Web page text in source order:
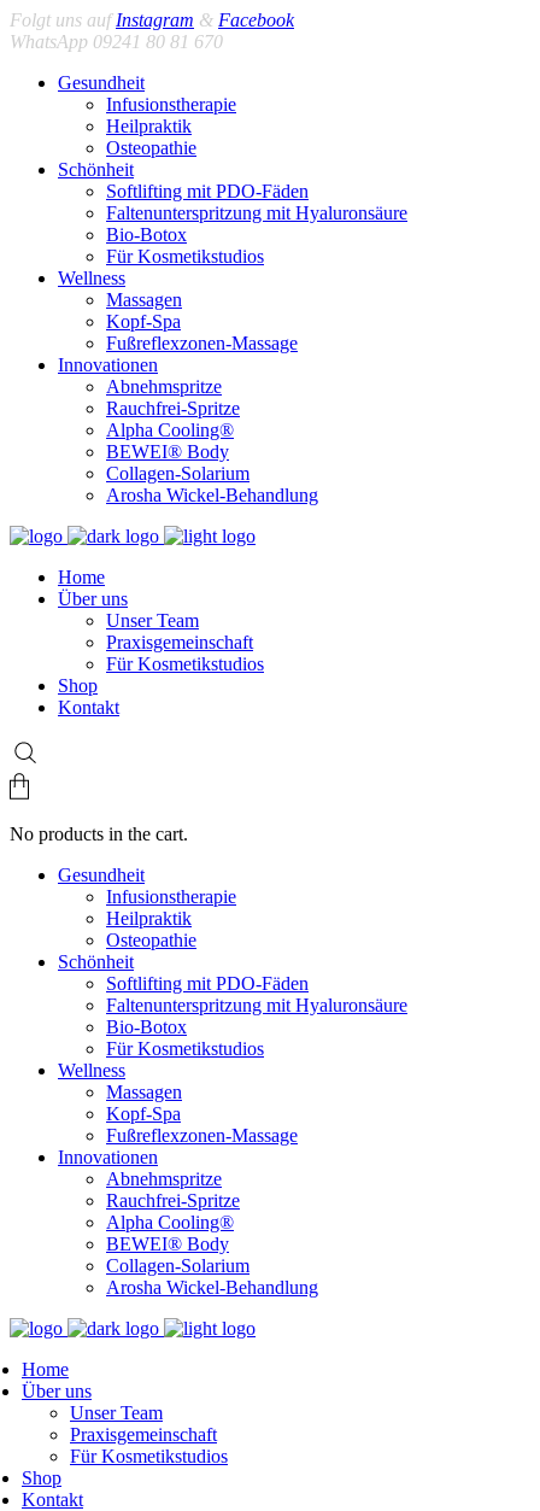
Folgt uns aufInstagram & Facebook
WhatsApp 09241 80 81 670
Gesundheit
Infusionstherapie
Heilpraktik
Osteopathie
Schönheit
Softlifting mit PDO-Fäden
Faltenunterspritzung mit Hyaluronsäure
Bio-Botox
Für Kosmetikstudios
Wellness
Massagen
Kopf-Spa
Fußreflexzonen-Massage
Innovationen
Abnehmspritze
Rauchfrei-Spritze
Alpha Cooling®
BEWEI® Body
Collagen-Solarium
Arosha Wickel-Behandlung
Home
Über uns
Unser Team
Praxisgemeinschaft
Für Kosmetikstudios
Shop
Kontakt
No products in the cart.
Gesundheit
Infusionstherapie
Heilpraktik
Osteopathie
Schönheit
Softlifting mit PDO-Fäden
Faltenunterspritzung mit Hyaluronsäure
Bio-Botox
Für Kosmetikstudios
Wellness
Massagen
Kopf-Spa
Fußreflexzonen-Massage
Innovationen
Abnehmspritze
Rauchfrei-Spritze
Alpha Cooling®
BEWEI® Body
Collagen-Solarium
Arosha Wickel-Behandlung
Home
Über uns
Unser Team
Praxisgemeinschaft
Für Kosmetikstudios
Shop
Kontakt